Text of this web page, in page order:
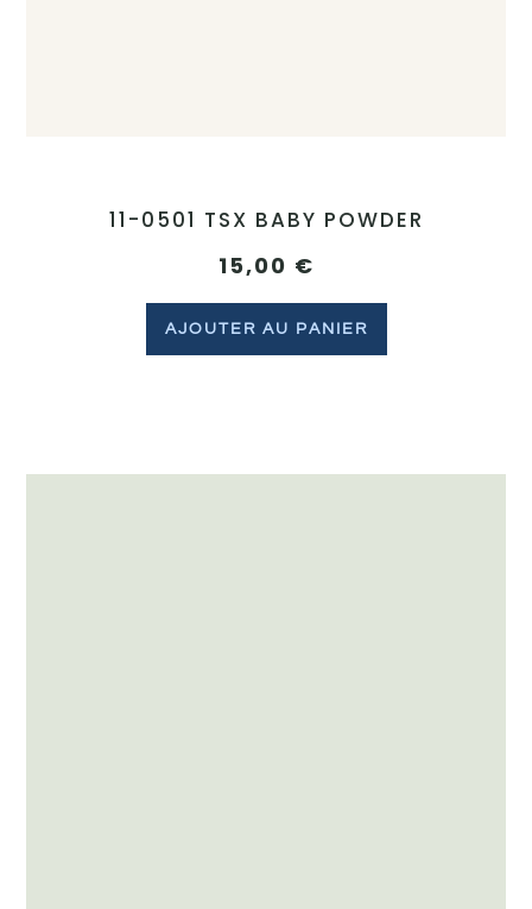
11-0501 TSX BABY POWDER
15,00 €
AJOUTER AU PANIER